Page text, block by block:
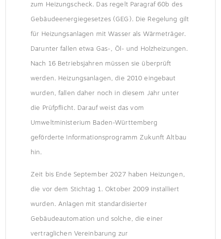
zum Heizungscheck. Das regelt Paragraf 60b des
Gebäudeenergiegesetzes (GEG). Die Regelung gilt
für Heizungsanlagen mit Wasser als Wärmeträger.
Darunter fallen etwa Gas-, Öl- und Holzheizungen.
Nach 16 Betriebsjahren müssen sie überprüft
werden. Heizungsanlagen, die 2010 eingebaut
wurden, fallen daher noch in diesem Jahr unter
die Prüfpflicht. Darauf weist das vom
Umweltministerium Baden-Württemberg
geförderte Informationsprogramm Zukunft Altbau
hin.
Zeit bis Ende September 2027 haben Heizungen,
die vor dem Stichtag 1. Oktober 2009 installiert
wurden. Anlagen mit standardisierter
Gebäudeautomation und solche, die einer
vertraglichen Vereinbarung zur